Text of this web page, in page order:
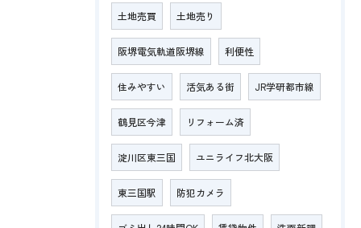
土地売買 土地売り
阪堺電気軌道阪堺線 利便性
住みやすい 活気ある街 JR学研都市線
鶴見区今津 リフォーム済
淀川区東三国 ユニライフ北大阪
東三国駅 防犯カメラ